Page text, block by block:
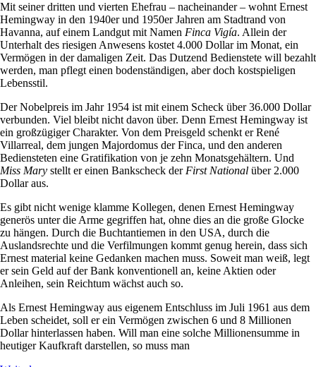
Mit seiner dritten und vierten Ehefrau – nacheinander – wohnt Ernest
Hemingway in den 1940er und 1950er Jahren am Stadtrand von
Havanna, auf einem Landgut mit Namen Finca Vigía. Allein der
Unterhalt des riesigen Anwesens kostet 4.000 Dollar im Monat, ein
Vermögen in der damaligen Zeit. Das Dutzend Bedienstete will bezahlt
werden, man pflegt einen bodenständigen, aber doch kostspieligen
Lebensstil.
Der Nobelpreis im Jahr 1954 ist mit einem Scheck über 36.000 Dollar
verbunden. Viel bleibt nicht davon über. Denn Ernest Hemingway ist
ein großzügiger Charakter. Von dem Preisgeld schenkt er René
Villarreal, dem jungen Majordomus der Finca, und den anderen
Bediensteten eine Gratifikation von je zehn Monatsgehältern. Und
Miss Mary stellt er einen Bankscheck der First National über 2.000
Dollar aus.
Es gibt nicht wenige klamme Kollegen, denen Ernest Hemingway
generös unter die Arme gegriffen hat, ohne dies an die große Glocke
zu hängen. Durch die Buchtantiemen in den USA, durch die
Auslandsrechte und die Verfilmungen kommt genug herein, dass sich
Ernest material keine Gedanken machen muss. Soweit man weiß, legt
er sein Geld auf der Bank konventionell an, keine Aktien oder
Anleihen, sein Reichtum wächst auch so.
Als Ernest Hemingway aus eigenem Entschluss im Juli 1961 aus dem
Leben scheidet, soll er ein Vermögen zwischen 6 und 8 Millionen
Dollar hinterlassen haben. Will man eine solche Millionensumme in
heutiger Kaufkraft darstellen, so muss man